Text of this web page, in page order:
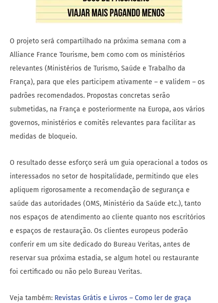
O projeto será compartilhado na próxima semana com a
Alliance France Tourisme, bem como com os ministérios
relevantes (Ministérios de Turismo, Saúde e Trabalho da
França), para que eles participem ativamente – e validem – os
padrões recomendados. Propostas concretas serão
submetidas, na França e posteriormente na Europa, aos vários
governos, ministérios e comitês relevantes para facilitar as
medidas de bloqueio.
O resultado desse esforço será um guia operacional a todos os
interessados no setor de hospitalidade, permitindo que eles
apliquem rigorosamente a recomendação de segurança e
saúde das autoridades (OMS, Ministério da Saúde etc.), tanto
nos espaços de atendimento ao cliente quanto nos escritórios
e espaços de restauração. Os clientes europeus poderão
conferir em um site dedicado do Bureau Veritas, antes de
reservar sua próxima estadia, se algum hotel ou restaurante
foi certificado ou não pelo Bureau Veritas.
Veja também: Revistas Grátis e Livros – Como ler de graça